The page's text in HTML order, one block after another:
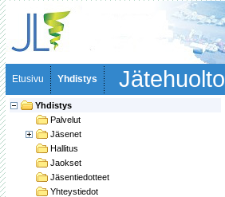
Etusivu Yhdistys Jätehuolto
Yhdistys
Palvelut
Jäsenet
Hallitus
Jaokset
Jäsentiedotteet
Yhteystiedot